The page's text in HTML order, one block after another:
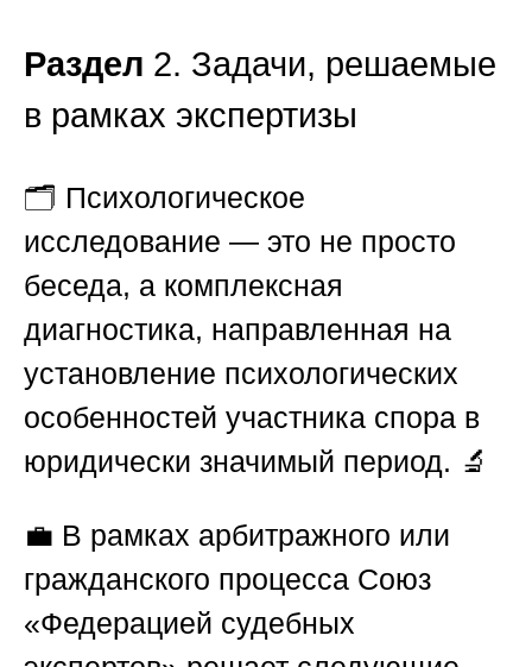
Раздел 2. Задачи, решаемые
в рамках экспертизы
🗂️ Психологическое
исследование — это не просто
беседа, а комплексная
диагностика, направленная на
установление психологических
особенностей участника спора в
юридически значимый период. 🔬
💼 В рамках арбитражного или
гражданского процесса Союз
«Федерацией судебных